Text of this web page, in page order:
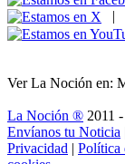
|
Ver La Noción en:
La Noción ® 2011
Envíanos tu Noticia
Privacidad | Política